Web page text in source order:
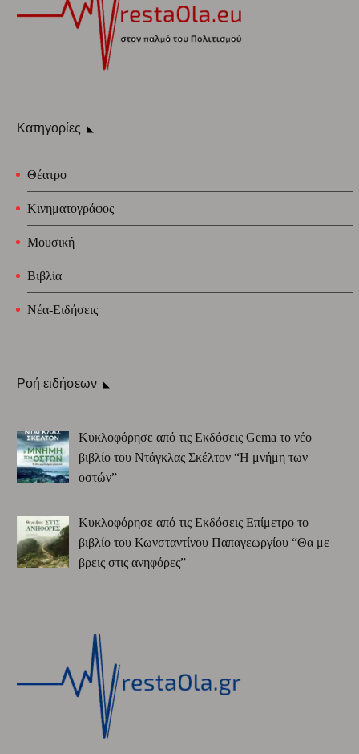
Κατηγορίες
Θέατρο
Κινηματογράφος
Μουσική
Βιβλία
Νέα-Ειδήσεις
Ροή ειδήσεων
Κυκλοφόρησε από τις Εκδόσεις Gema το νέο
βιβλίο του Ντάγκλας Σκέλτον “Η μνήμη των
οστών”
Κυκλοφόρησε από τις Εκδόσεις Επίμετρο το
βιβλίο του Κωνσταντίνου Παπαγεωργίου “Θα με
βρεις στις ανηφόρες”